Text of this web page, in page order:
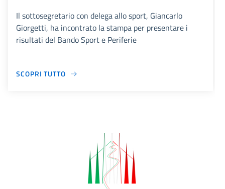
Il sottosegretario con delega allo sport, Giancarlo
Giorgetti, ha incontrato la stampa per presentare i
risultati del Bando Sport e Periferie
SCOPRI TUTTO